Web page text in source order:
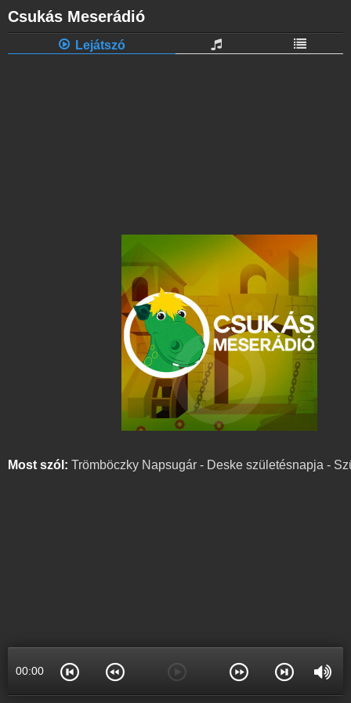
Csukás Meserádió
Lejátszó
Most szól: Trömböczky Napsugár - Deske születésnapja -
00:00